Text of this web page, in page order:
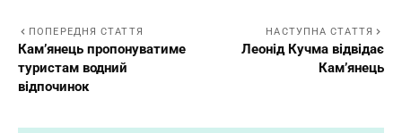
ПОПЕРЕДНЯ СТАТТЯ
Кам’янець пропонуватиме
туристам водний
відпочинок
НАСТУПНА СТАТТЯ
Леонід Кучма відвідає
Кам’янець